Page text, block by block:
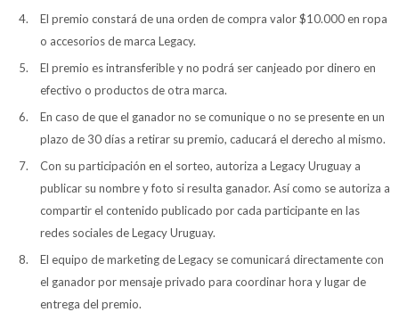
El premio constará de una orden de compra valor $10.000 en ropa
o accesorios de marca Legacy.
El premio es intransferible y no podrá ser canjeado por dinero en
efectivo o productos de otra marca.
En caso de que el ganador no se comunique o no se presente en un
plazo de 30 días a retirar su premio, caducará el derecho al mismo.
Con su participación en el sorteo, autoriza a Legacy Uruguay a
publicar su nombre y foto si resulta ganador. Así como se autoriza a
compartir el contenido publicado por cada participante en las
redes sociales de Legacy Uruguay.
El equipo de marketing de Legacy se comunicará directamente con
el ganador por mensaje privado para coordinar hora y lugar de
entrega del premio.
Buzos Pantalones